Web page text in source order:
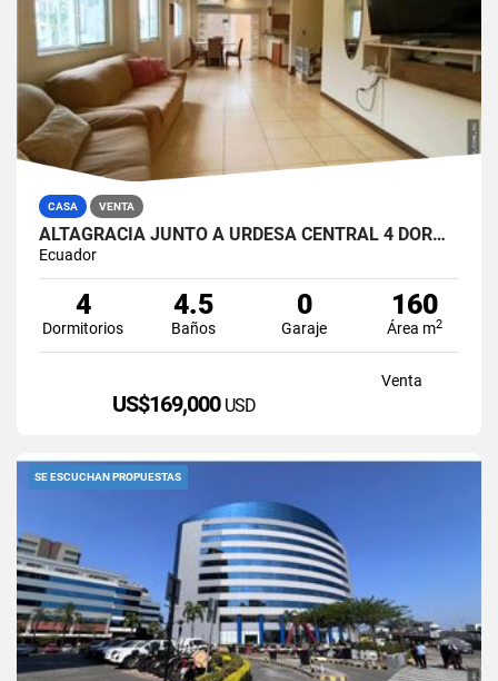
CASA VENTA
ALTAGRACIA JUNTO A URDESA CENTRAL 4 DORMITORIOS CASA EN VENTA
Ecuador
4
Dormitorios
4.5
Baños
0
Garaje
160
Área m2
Venta
US$169,000 USD
SE ESCUCHAN PROPUESTAS